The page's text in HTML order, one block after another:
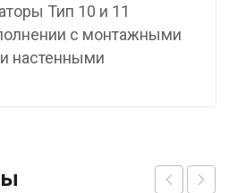
Тип 10 и 11
с монтажными
настенными